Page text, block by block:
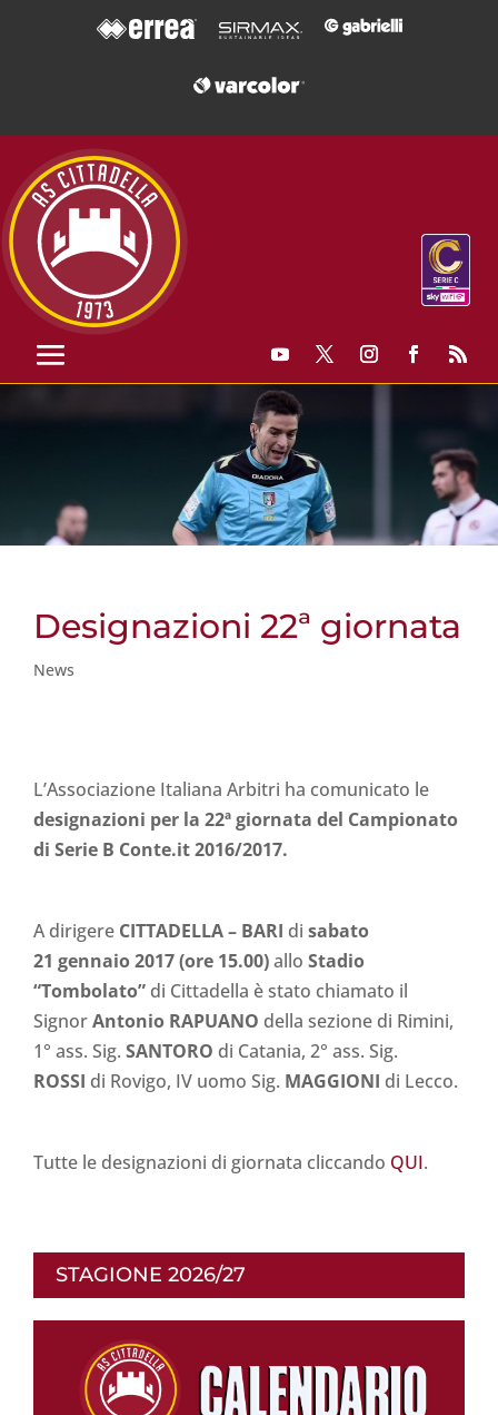
Designazioni 22ª giornata
News
L’Associazione Italiana Arbitri ha comunicato le
designazioni per la 22ª giornata del Campionato
di Serie B Conte.it 2016/2017.
A dirigere CITTADELLA – BARI di sabato
21 gennaio 2017 (ore 15.00)allo Stadio
“Tombolato” di Cittadella è stato chiamato il
SignorAntonio RAPUANO della sezione di Rimini,
1° ass. Sig. SANTORO di Catania, 2° ass. Sig.
ROSSI di Rovigo, IV uomo Sig. MAGGIONI di Lecco.
Tutte le designazioni di giornata cliccando QUI.
STAGIONE 2026/27